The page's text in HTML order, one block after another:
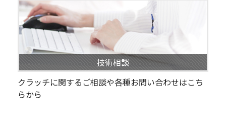
技術相談
クラッチに関するご相談や各種お問い合わせはこち
らから